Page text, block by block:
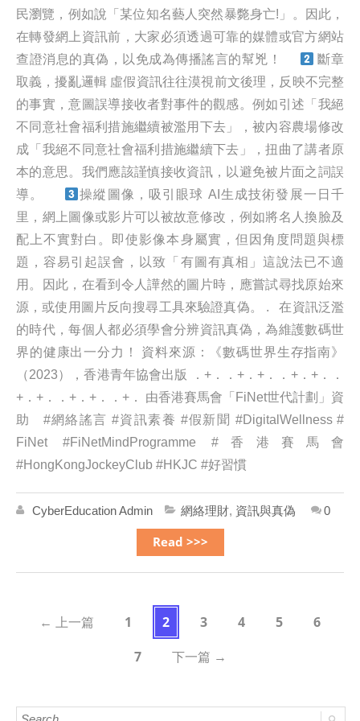
民瀏覽，例如說「某位知名藝人突然暴斃身亡!」。因此，
在轉發網上資訊前，大家必須透過可靠的媒體或官方網站
查證消息的真偽，以免成為傳播謠言的幫兇！
斷章
取義，擾亂邏輯 虛假資訊往往漠視前文後理，反映不完整
的事實，意圖誤導接收者對事件的觀感。例如引述「我絕
不同意社會福利措施繼續被濫用下去」，被內容農場修改
成「我絕不同意社會福利措施繼續下去」，扭曲了講者原
本的意思。我們應該謹慎接收資訊，以避免被片面之詞誤
導。
操縱圖像，吸引眼球 AI生成技術發展一日千
里，網上圖像或影片可以被故意修改，例如將名人換臉及
配上不實對白。即使影像本身屬實，但因角度問題與標
題，容易引起誤會，以致「有圖有真相」這說法已不適
用。因此，在看到令人譁然的圖片時，應嘗試尋找原始來
源，或使用圖片反向搜尋工具來驗證真偽。
. 在資訊泛濫
的時代，每個人都必須學會分辨資訊真偽，為維護數碼世
界的健康出一分力！ 資料來源：《數碼世界生存指南》
（2023），香港青年協會出版 ．+．．+．+．．+．+．．
+．+．．+．+．．+． 由香港賽馬會「FiNet世代計劃」資
助 #網絡謠言 #資訊素養 #假新聞 #DigitalWellness #
FiNet #FiNetMindProgramme #香港賽馬會
#HongKongJockeyClub #HKJC #好習慣
CyberEducation Admin 網絡理財, 資訊與真偽 0
Read >>>
← 上一篇 1 2 3 4 5
6
7
下一篇 →